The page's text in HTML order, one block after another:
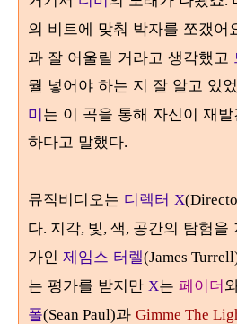
의 비트에 맞춰 박자를 쪼갰어
과 잘 어울릴 거라고 생각했고
뭘 넣어야 하는 지 잘 알고 있
미는 이 곡을 통해 자신이 재
하다고 말했다.
뮤직비디오는 디렉터 X
다. 지각, 빛, 색, 공간의 탐험을
가인 제임스 터렐(James
는 평가를 받지만 X는 페이더
폴(Sean Paul)과 Gimme The